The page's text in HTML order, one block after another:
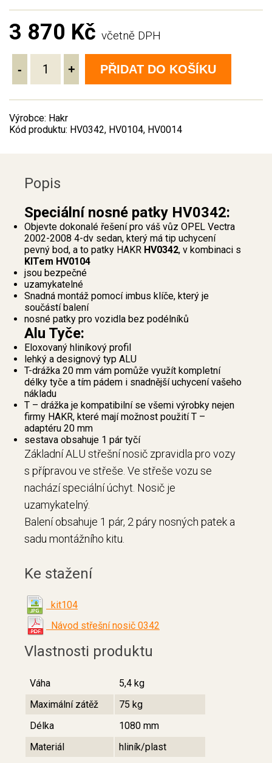
3 870 Kč včetně DPH
- + PŘIDAT DO KOŠÍKU
Výrobce: Hakr
Kód produktu: HV0342, HV0104, HV0014
Popis
Speciální nosné patky HV0342:
Objevte dokonalé řešení pro váš vůz OPEL Vectra
2002-2008 4-dv sedan, který má tip uchycení
pevný bod, a to patky HAKR HV0342, v kombinaci s
KITem HV0104
jsou bezpečné
uzamykatelné
Snadná montáž pomocí imbus klíče, který je
součástí balení
nosné patky pro vozidla bez podélníků
Alu Tyče:
Eloxovaný hliníkový profil
lehký a designový typ ALU
T-drážka 20 mm vám pomůže využít kompletní
délky tyče a tím pádem i snadnější uchycení vašeho
nákladu
T – drážka je kompatibilní se všemi výrobky nejen
firmy HAKR, které mají možnost použití T –
adaptéru 20 mm
sestava obsahuje 1 pár tyčí
Základní ALU střešní nosič zpravidla pro vozy
s přípravou ve střeše. Ve střeše vozu se
nachází speciální úchyt. Nosič je
uzamykatelný.
Balení obsahuje 1 pár, 2 páry nosných patek a
sadu montážního kitu.
Ke stažení
kit104
Návod střešní nosič 0342
Vlastnosti produktu
Váha
5,4 kg
Maximální zátěž
75 kg
Délka
1080 mm
Materiál
hliník/plast